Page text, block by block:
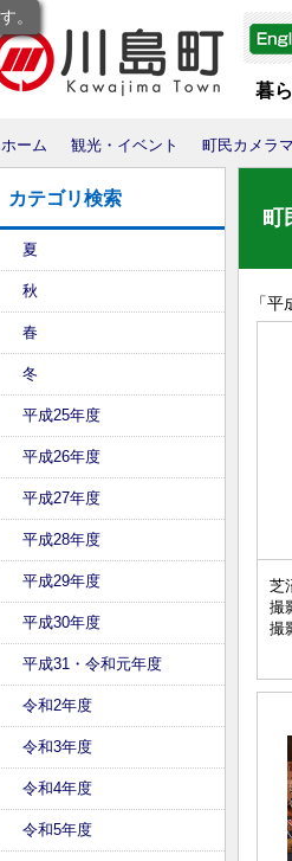
。
暮
ホーム 観光・イベント 町民カメラ
カテゴリ検索
夏
秋
春
冬
平成25年度
平成26年度
平成27年度
平成28年度
平成29年度
平成30年度
平成31・令和元年度
令和2年度
令和3年度
令和4年度
令和5年度
町
「平
芝
撮
撮